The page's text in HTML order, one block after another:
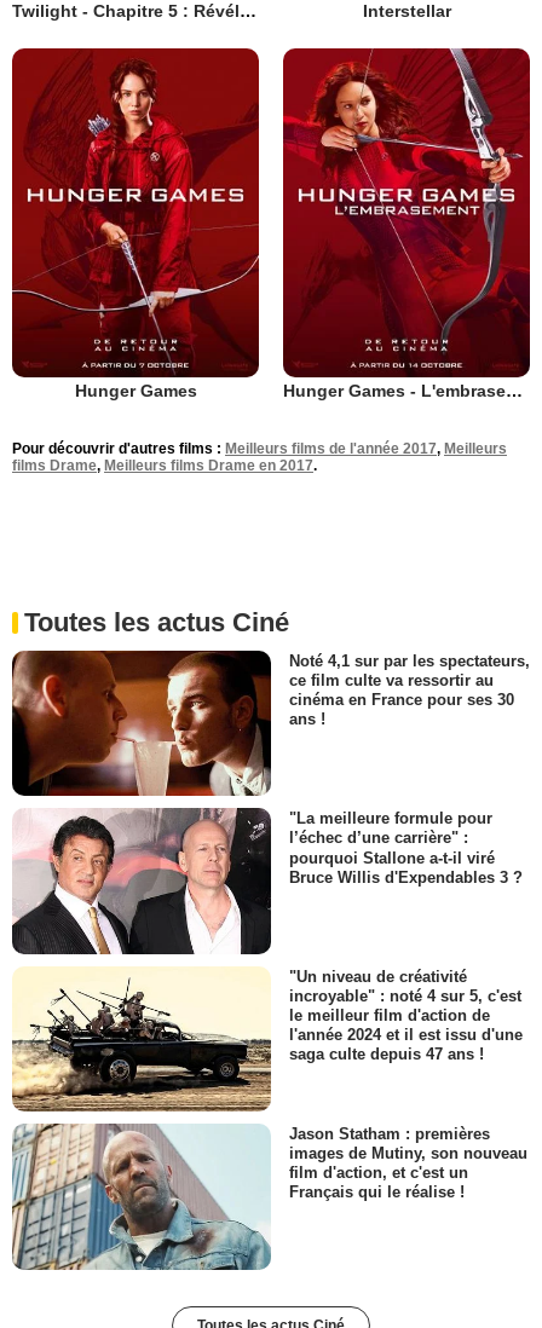
Twilight - Chapitre 5 : Révélation 2e partie Interstellar
Hunger Games Hunger Games - L'embrasement
Pour découvrir d'autres films : Meilleurs films de l'année 2017, Meilleurs
films Drame, Meilleurs films Drame en 2017.
Toutes les actus Ciné
Noté 4,1 sur par les spectateurs,
ce film culte va ressortir au
cinéma en France pour ses 30
ans !
"La meilleure formule pour
l’échec d’une carrière" :
pourquoi Stallone a-t-il viré
Bruce Willis d'Expendables 3 ?
"Un niveau de créativité
incroyable" : noté 4 sur 5, c'est
le meilleur film d'action de
l'année 2024 et il est issu d'une
saga culte depuis 47 ans !
Jason Statham : premières
images de Mutiny, son nouveau
film d'action, et c'est un
Français qui le réalise !